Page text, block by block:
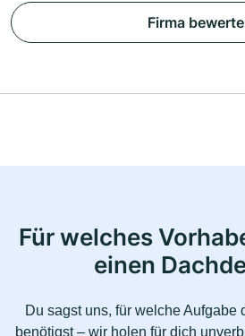
Firma
Für welches
einen
Du sagst uns, für welche Aufgabe
benötigst – wir holen für dich